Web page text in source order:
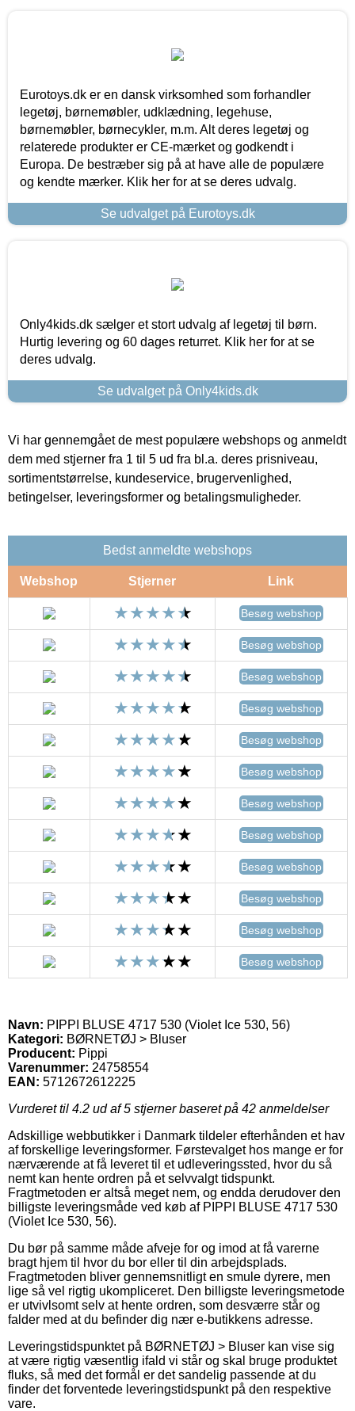
Eurotoys.dk er en dansk virksomhed som forhandler
legetøj, børnemøbler, udklædning, legehuse,
børnemøbler, børnecykler, m.m. Alt deres legetøj og
relaterede produkter er CE-mærket og godkendt i
Europa. De bestræber sig på at have alle de populære
og kendte mærker. Klik her for at se deres udvalg.
Se udvalget på Eurotoys.dk
Only4kids.dk sælger et stort udvalg af legetøj til børn.
Hurtig levering og 60 dages returret. Klik her for at se
deres udvalg.
Se udvalget på Only4kids.dk
Vi har gennemgået de mest populære webshops og anmeldt
dem med stjerner fra 1 til 5 ud fra bl.a. deres prisniveau,
sortimentstørrelse, kundeservice, brugervenlighed,
betingelser, leveringsformer og betalingsmuligheder.
Bedst anmeldte webshops
Webshop Stjerner Link
Besøg webshop
Besøg webshop
Besøg webshop
Besøg webshop
Besøg webshop
Besøg webshop
Besøg webshop
Besøg webshop
Besøg webshop
Besøg webshop
Besøg webshop
Besøg webshop
Navn: PIPPI BLUSE 4717 530 (Violet Ice 530, 56)
Kategori: BØRNETØJ > Bluser
Producent: Pippi
Varenummer: 24758554
EAN: 5712672612225
Vurderet til 4.2 ud af 5 stjerner baseret på 42 anmeldelser
Adskillige webbutikker i Danmark tildeler efterhånden et hav
af forskellige leveringsformer. Førstevalget hos mange er for
nærværende at få leveret til et udleveringssted, hvor du så
nemt kan hente ordren på et selvvalgt tidspunkt.
Fragtmetoden er altså meget nem, og endda derudover den
billigste leveringsmåde ved køb af PIPPI BLUSE 4717 530
(Violet Ice 530, 56).
Du bør på samme måde afveje for og imod at få varerne
bragt hjem til hvor du bor eller til din arbejdsplads.
Fragtmetoden bliver gennemsnitligt en smule dyrere, men
lige så vel rigtig ukompliceret. Den billigste leveringsmetode
er utvivlsomt selv at hente ordren, som desværre står og
falder med at du befinder dig nær e-butikkens adresse.
Leveringstidspunktet på BØRNETØJ > Bluser kan vise sig
at være rigtig væsentlig ifald vi står og skal bruge produktet
fluks, så med det formål er det sandelig passende at du
finder det forventede leveringstidspunkt på den respektive
vare.